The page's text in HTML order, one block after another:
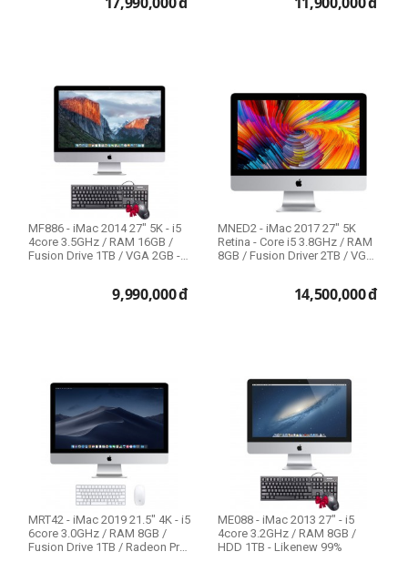
MF886 - iMac 2014 27" 5K - i5
4core 3.5GHz / RAM 16GB /
Fusion Drive 1TB / VGA 2GB -
9,990,000đ
MNED2 - iMac 2017 27" 5K
Retina - Core i5 3.8GHz / RAM
8GB / Fusion Driver 2TB / VGA
14,500,000đ
MRT42 - iMac 2019 21.5" 4K - i5
6core 3.0GHz / RAM 8GB /
Fusion Drive 1TB / Radeon Pro
ME088 - iMac 2013 27" - i5
4core 3.2GHz / RAM 8GB /
HDD 1TB - Likenew 99%